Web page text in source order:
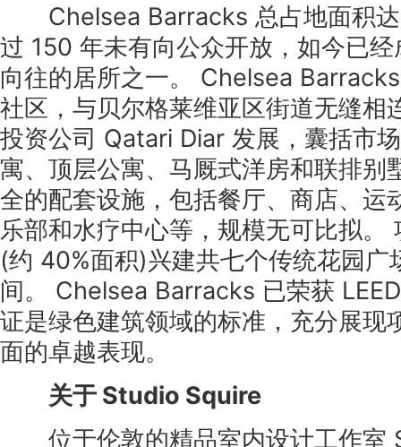
Chelsea Barracks 总占地面积达
过 150 年未有向公众开放，如今已
向往的居所之一。 Chelsea
社区，与贝尔格莱维亚区街道无缝相
投资公司 Qatari Diar 发展，囊括市
寓、顶层公寓、马厩式洋房和联排别
全的配套设施，包括餐厅、商店、运
乐部和水疗中心等，规模无可比拟。
(约 40%面积)兴建共七个传统花园广
间。 Chelsea Barracks 已荣获
证是绿色建筑领域的标准，充分展现
面的卓越表现。
关于 Studio Squire
位于伦敦的精品室内设计工作室